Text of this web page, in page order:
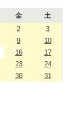
金
土
2
3
9
10
16
17
23
24
30 31